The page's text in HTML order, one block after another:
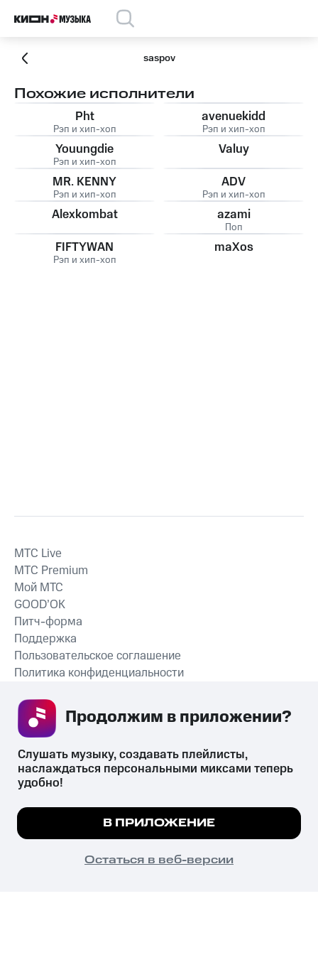
saspov
Похожие исполнители
Pht
Рэп и хип-хоп
avenuekidd
Рэп и хип-хоп
Youungdie
Рэп и хип-хоп
Valuy
MR. KENNY
Рэп и хип-хоп
ADV
Рэп и хип-хоп
Alexkombat azami
Поп
FIFTYWAN
Рэп и хип-хоп
maXos
СКАЧАТЬ ПРИЛОЖЕНИЕ
MTС Live
MTС Premium
Мой МТС
GOOD’OK
Питч-форма
Поддержка
Пользовательское соглашение
Политика конфиденциальности
психотропных веществ, их аналогов причиняет вред здоровью,
их незаконный оборот запрещён и влечёт установленную
законодательством ответственность.
© 2026 ООО «КИОН».
Все права защищены
Мы используем куки, чтобы на сайте все
Подробнее
ПОНЯТНО
Слушать музыку, создавать плейлисты,
наслаждаться персональными миксами теперь
удобно!
В ПРИЛОЖЕНИЕ
Остаться в веб-версии